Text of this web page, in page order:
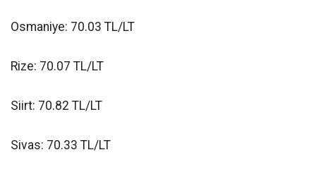
Osmaniye: 70.03 TL/LT
Rize: 70.07 TL/LT
Siirt: 70.82 TL/LT
Sivas: 70.33 TL/LT